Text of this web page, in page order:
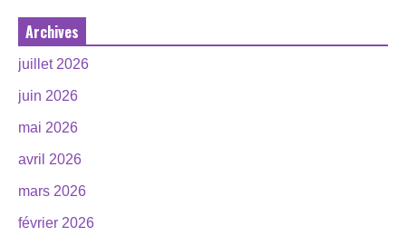
Archives
juillet 2026
juin 2026
mai 2026
avril 2026
mars 2026
février 2026